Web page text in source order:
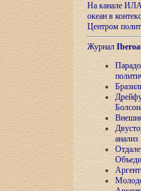
На канале
океан в
Центром
Журнал
анализ